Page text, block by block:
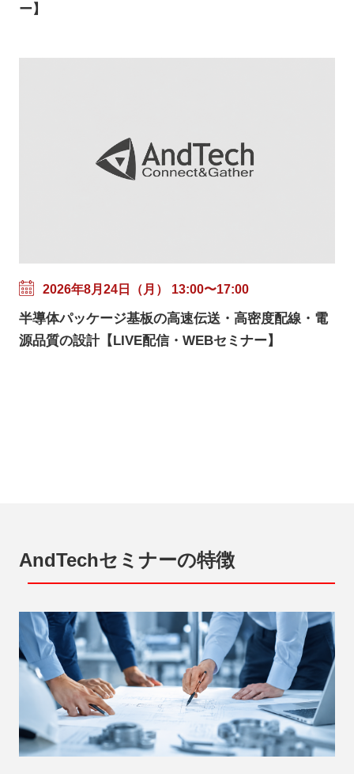
ー】
2026年8月24日（月） 13:00〜17:00
半導体パッケージ基板の高速伝送・高密度配線・電
源品質の設計【LIVE配信・WEBセミナー】
AndTechセミナーの特徴